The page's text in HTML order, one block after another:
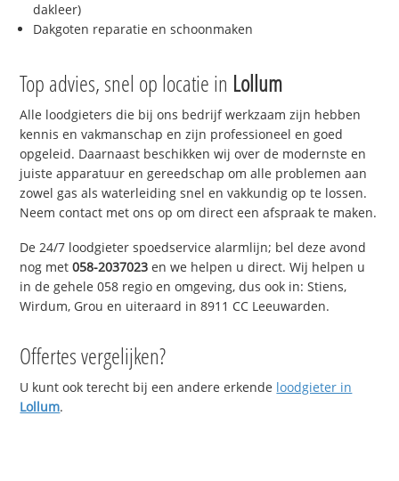
dakleer)
Dakgoten reparatie en schoonmaken
Top advies, snel op locatie in Lollum
Alle loodgieters die bij ons bedrijf werkzaam zijn hebben
kennis en vakmanschap en zijn professioneel en goed
opgeleid. Daarnaast beschikken wij over de modernste en
juiste apparatuur en gereedschap om alle problemen aan
zowel gas als waterleiding snel en vakkundig op te lossen.
Neem contact met ons op om direct een afspraak te maken.
De 24/7 loodgieter spoedservice alarmlijn; bel deze avond
nog met058-2037023 en we helpen u direct. Wij helpen u
in de gehele 058 regio en omgeving, dus ook in: Stiens,
Wirdum, Grou en uiteraard in 8911 CC Leeuwarden.
Offertes vergelijken?
U kunt ook terecht bij een andere erkende loodgieter in
Lollum.